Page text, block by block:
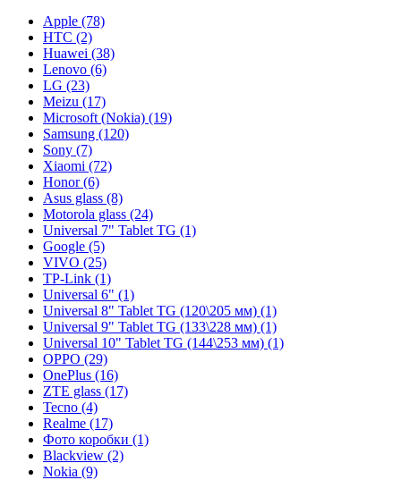
Apple (78)
HTC (2)
Huawei (38)
Lenovo (6)
LG (23)
Meizu (17)
Microsoft (Nokia) (19)
Samsung (120)
Sony (7)
Xiaomi (72)
Honor (6)
Asus glass (8)
Motorola glass (24)
Universal 7" Tablet TG (1)
Google (5)
VIVO (25)
TP-Link (1)
Universal 6" (1)
Universal 8" Tablet TG (120\205 мм) (1)
Universal 9" Tablet TG (133\228 мм) (1)
Universal 10" Tablet TG (144\253 мм) (1)
OPPO (29)
OnePlus (16)
ZTE glass (17)
Tecno (4)
Realme (17)
Фото коробки (1)
Blackview (2)
Nokia (9)